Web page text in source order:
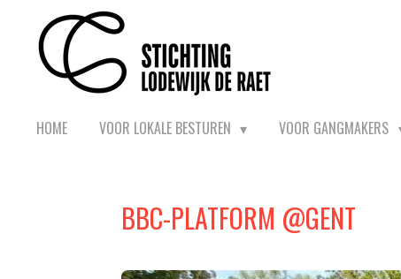
direct
HOME VOOR LOKALE BESTUREN VOOR GANGMAKERS
BBC-PLATFORM @GENT